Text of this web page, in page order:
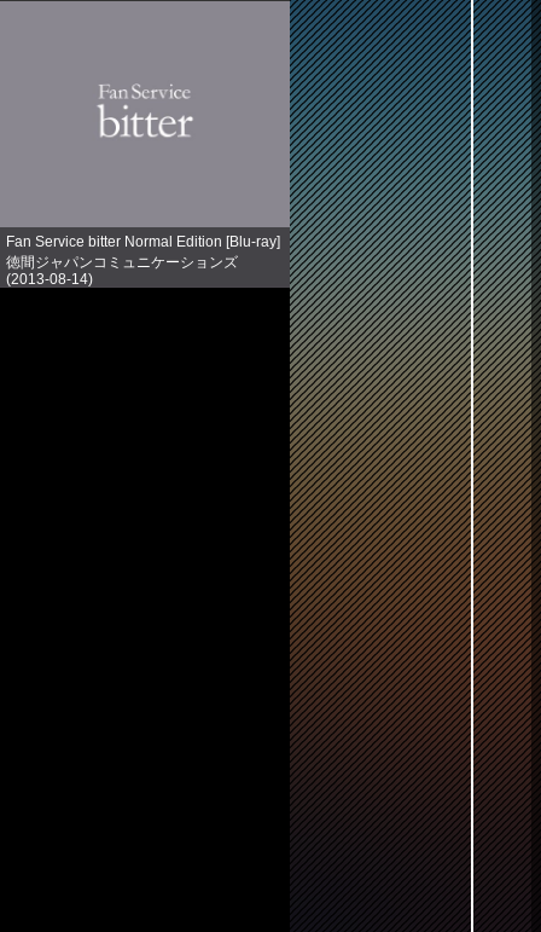
Fan Service bitter Normal Edition [Blu-ray]
徳間ジャパンコミュニケーションズ
(2013-08-14)